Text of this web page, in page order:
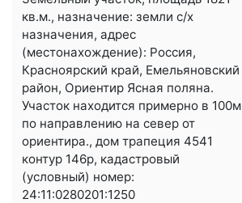
кв.м., назначение: земли с/х
назначения, адрес
(местонахождение): Россия,
Красноярский край, Емельяновский
район, Ориентир Ясная поляна.
Участок находится примерно в 100м
по направлению на север от
ориентира., дом трапеция 4541
контур 146р, кадастровый
(условный) номер:
24:11:0280201:1250